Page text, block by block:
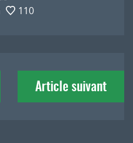
110
Article suivant